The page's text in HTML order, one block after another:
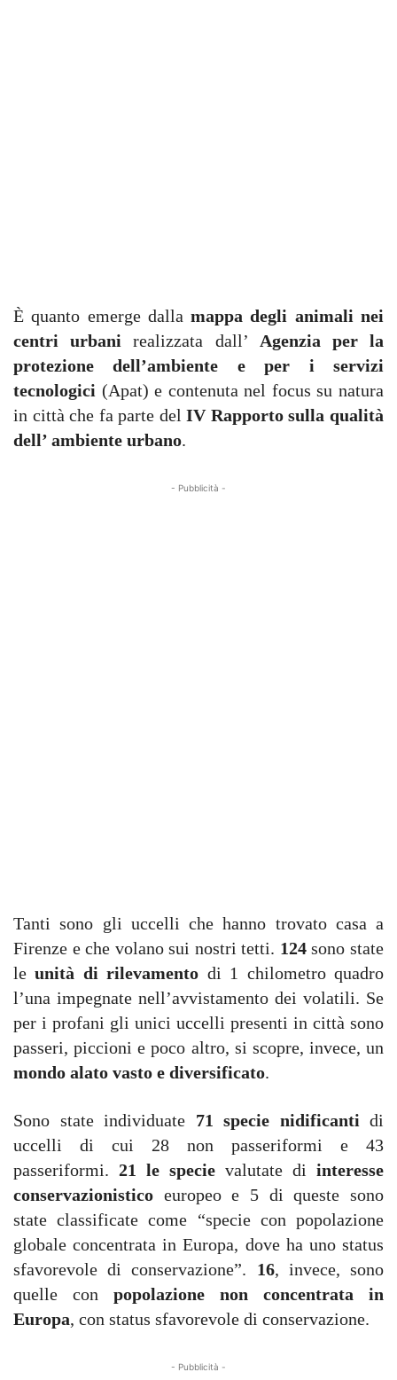
È quanto emerge dallamappa degli animali nei
centri urbani realizzata dall’ Agenzia per la
protezione dell’ambiente e per i servizi
tecnologici (Apat) e contenuta nel focus su natura
in città che fa parte delIV Rapporto sulla qualità
dell’ ambiente urbano.
- Pubblicità -
Tanti sono gli uccelli che hanno trovato casa a
Firenze e che volano sui nostri tetti. 124sono state
leunità di rilevamento di 1 chilometro quadro
l’una impegnate nell’avvistamento dei volatili. Se
per i profani gli unici uccelli presenti in città sono
passeri, piccioni e poco altro, si scopre, invece, un
mondo alato vasto e diversificato.
Sono state individuate 71 specie nidificanti di
uccelli di cui 28 non passeriformi e 43
passeriformi. 21 le specie valutate di interesse
conservazionistico europeo e 5 di queste sono
state classificate come “specie con popolazione
globale concentrata in Europa, dove ha uno status
sfavorevole di conservazione”. 16, invece, sono
quelle con popolazione non concentrata in
Europa, con status sfavorevole di conservazione.
- Pubblicità -